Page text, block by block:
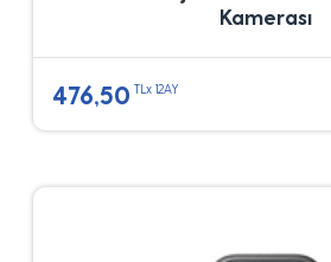
Kamerası
476,50 TLx 12AY